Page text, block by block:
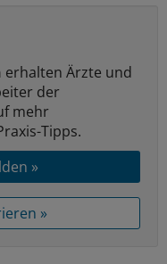
erhalten Ärzte und
der
mehr
Tipps.
»
»